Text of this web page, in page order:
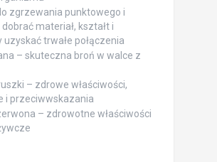
zgrzewania punktowego i
materiał, kształt i
uzyskać trwałe połączenia
– skuteczna broń w walce z
– zdrowe właściwości,
i przeciwwskazania
– zdrowotne właściwości